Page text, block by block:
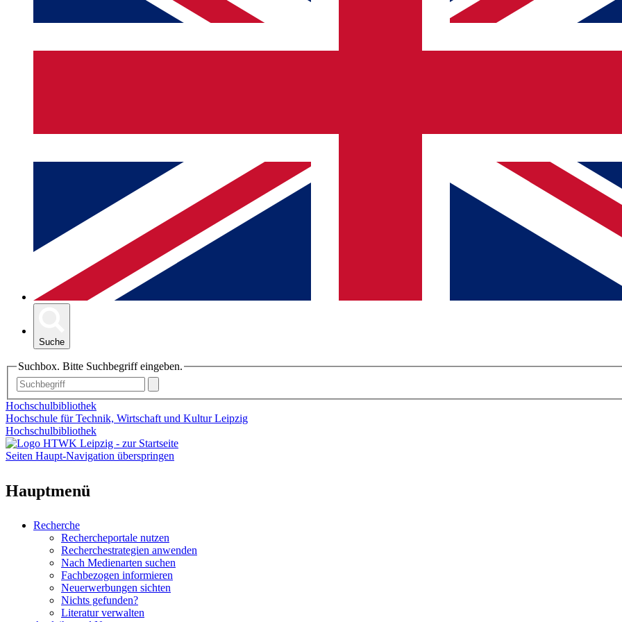
Suche
Suchbox. Bitte Suchbegriff eingeben.
Hochschulbibliothek
Hochschule für Technik, Wirtschaft und Kultur Leipzig
Hochschulbibliothek
Seiten Haupt-Navigation überspringen
Hauptmenü
Recherche
Rechercheportale nutzen
Recherchestrategien anwenden
Nach Medienarten suchen
Fachbezogen informieren
Neuerwerbungen sichten
Nichts gefunden?
Literatur verwalten